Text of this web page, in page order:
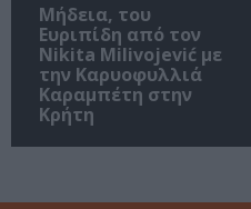
Μήδεια, του
Ευριπίδη από τον
Nikita Milivojević με
την Καρυοφυλλιά
Καραμπέτη στην
Κρήτη